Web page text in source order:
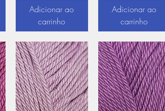
Adicionar ao
carrinho
Adicionar ao
carrinho